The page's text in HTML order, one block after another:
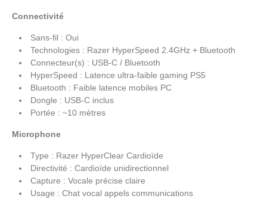
Connectivité
Sans-fil : Oui
Technologies : Razer HyperSpeed 2.4GHz + Bluetooth
Connecteur(s) : USB-C / Bluetooth
HyperSpeed : Latence ultra-faible gaming PS5
Bluetooth : Faible latence mobiles PC
Dongle : USB-C inclus
Portée : ~10 mètres
Microphone
Type : Razer HyperClear Cardioïde
Directivité : Cardioïde unidirectionnel
Capture : Vocale précise claire
Usage : Chat vocal appels communications